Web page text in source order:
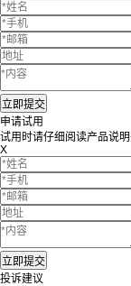
申请试用
试用时请仔细阅读产品说
X
投诉建议